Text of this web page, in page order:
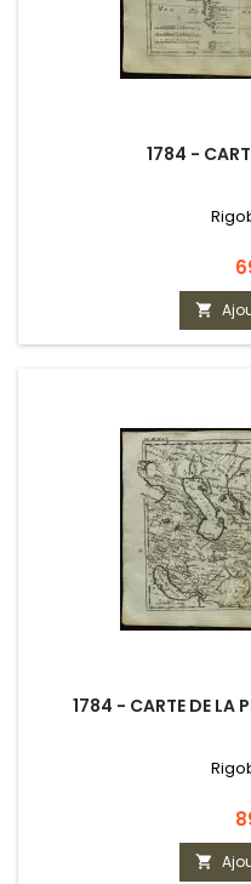
1784 -

1784 - CARTE DE LA
